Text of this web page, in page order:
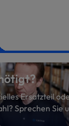
Ersatzteil
Sprechen Sie